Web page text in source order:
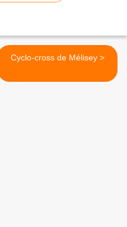
Cyclo-cross de Mélisey >